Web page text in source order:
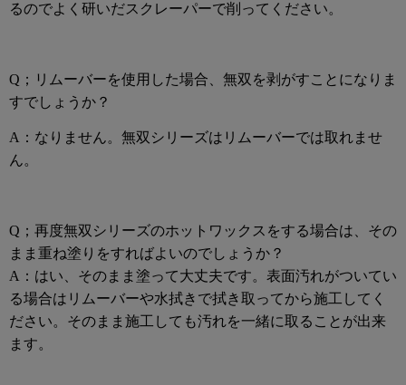
るのでよく研いだスクレーパーで削ってください。
Q；リムーバーを使用した場合、無双を剥がすことになりま
すでしょうか？
A：なりません。無双シリーズはリムーバーでは取れませ
ん。
Q；再度無双シリーズのホットワックスをする場合は、その
まま重ね塗りをすればよいのでしょうか？
A：はい、そのまま塗って大丈夫です。表面汚れがついてい
る場合はリムーバーや水拭きで拭き取ってから施工してく
ださい。そのまま施工しても汚れを一緒に取ることが出来
ます。